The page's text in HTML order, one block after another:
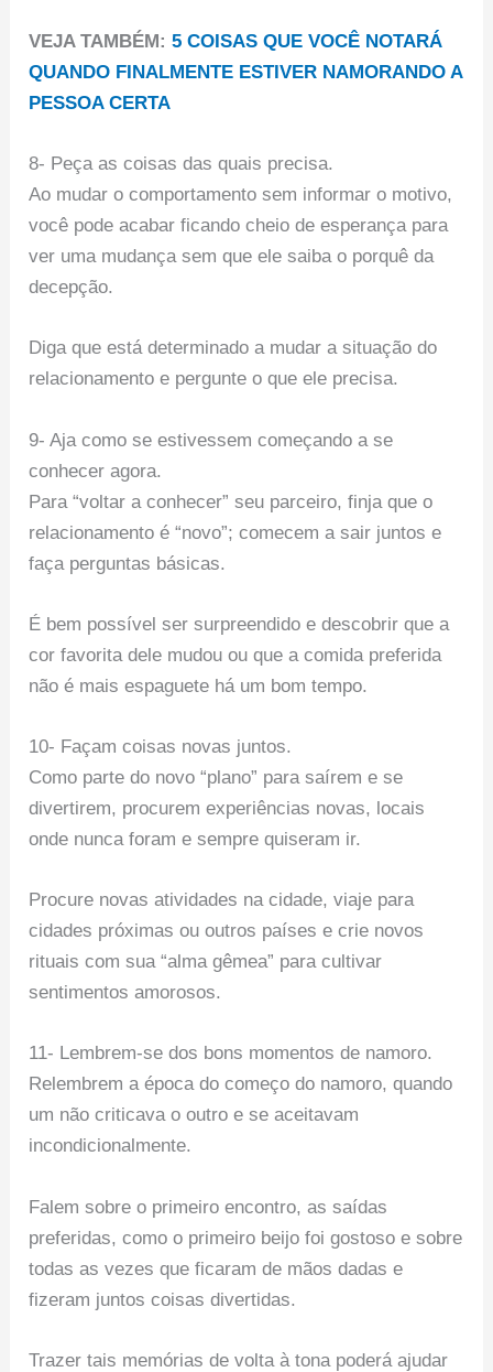
VEJA TAMBÉM:5 COISAS QUE VOCÊ NOTARÁ
QUANDO FINALMENTE ESTIVER NAMORANDO A
PESSOA CERTA
8- Peça as coisas das quais precisa.
Ao mudar o comportamento sem informar o motivo,
você pode acabar ficando cheio de esperança para
ver uma mudança sem que ele saiba o porquê da
decepção.
Diga que está determinado a mudar a situação do
relacionamento e pergunte o que ele precisa.
9- Aja como se estivessem começando a se
conhecer agora.
Para “voltar a conhecer” seu parceiro, finja que o
relacionamento é “novo”; comecem a sair juntos e
faça perguntas básicas.
É bem possível ser surpreendido e descobrir que a
cor favorita dele mudou ou que a comida preferida
não é mais espaguete há um bom tempo.
10- Façam coisas novas juntos.
Como parte do novo “plano” para saírem e se
divertirem, procurem experiências novas, locais
onde nunca foram e sempre quiseram ir.
Procure novas atividades na cidade, viaje para
cidades próximas ou outros países e crie novos
rituais com sua “alma gêmea” para cultivar
sentimentos amorosos.
11- Lembrem-se dos bons momentos de namoro.
Relembrem a época do começo do namoro, quando
um não criticava o outro e se aceitavam
incondicionalmente.
Falem sobre o primeiro encontro, as saídas
preferidas, como o primeiro beijo foi gostoso e sobre
todas as vezes que ficaram de mãos dadas e
fizeram juntos coisas divertidas.
Trazer tais memórias de volta à tona poderá ajudar